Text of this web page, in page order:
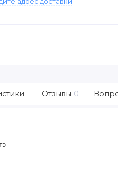
адрес доставки
Отзывы 0